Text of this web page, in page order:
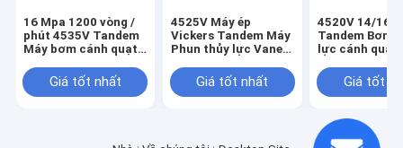
16 Mpa 1200 vòng /
phút 4535V Tandem
Máy bơm cánh quạt
Giá tốt nhất
4525V Máy ép
Vickers Tandem Máy
Phun thủy lực Vane
Giá tốt nhất
4520V 14/16
Tandem Bơm
lực cánh quạt
Giá tốt